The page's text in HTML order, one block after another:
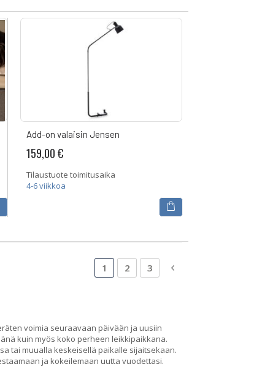
Add-on valaisin Jensen
159,00 €
Tilaustuote toimitusaika
4-6 viikkoa
SivuLuet tällä hetkellä sivua
1 Sivu
2 Sivu
3 Sivu
Siirry
voimia seuraavaan päivään ja uusiin
kuin myös koko perheen leikkipaikkana.
tai muualla keskeisellä paikalle sijaitsekaan.
ja kokeilemaan uutta vuodettasi.